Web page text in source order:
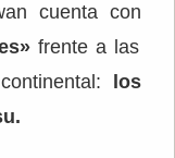
cuenta con
frente a las
los